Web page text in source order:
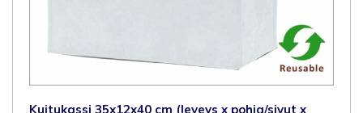
Kuitukassi 35x12x40 cm (leveys x pohja/sivut x